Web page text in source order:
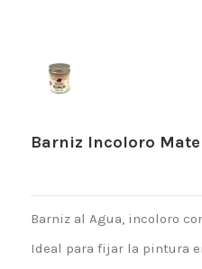
Barniz Incoloro Mate
Barniz al Agua, incoloro
Ideal para fijar la pintura